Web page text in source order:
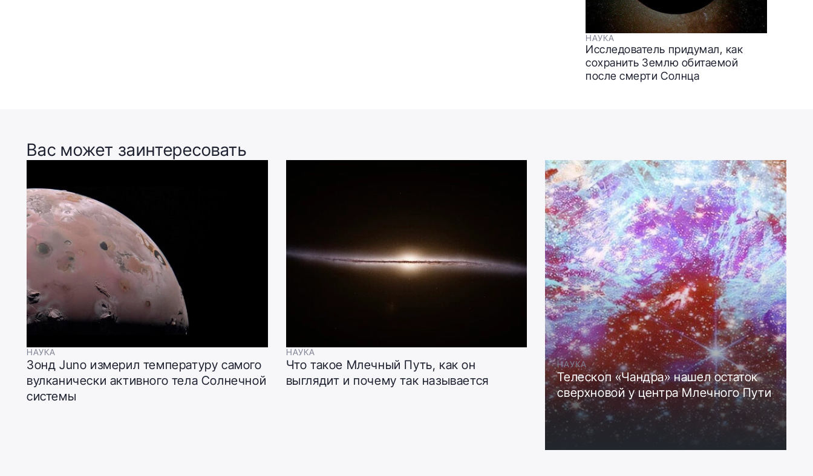
НАУКА
Исследователь придумал, как
сохранить Землю обитаемой
после смерти Солнца
Вас может заинтересовать
НАУКА
Зонд Juno измерил температуру самого
вулканически активного тела Солнечной
системы
НАУКА
Что такое Млечный Путь, как он
выглядит и почему так называется
НАУКА
Телескоп «Чандра» нашел остаток
сверхновой у центра Млечного Пути